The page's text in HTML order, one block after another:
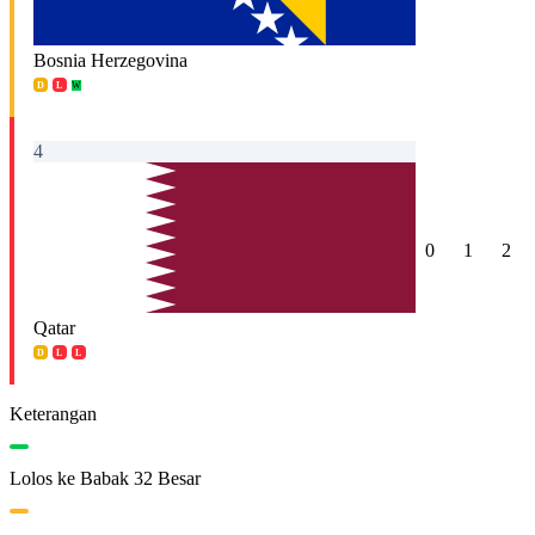
Bosnia Herzegovina
D L W
4
Qatar
D L L
0 1 2
Keterangan
Lolos ke Babak 32 Besar